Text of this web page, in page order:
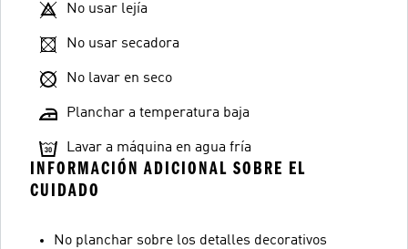
No usar lejía
No usar secadora
No lavar en seco
Planchar a temperatura baja
Lavar a máquina en agua fría
INFORMACIÓN ADICIONAL SOBRE EL
CUIDADO
No planchar sobre los detalles decorativos